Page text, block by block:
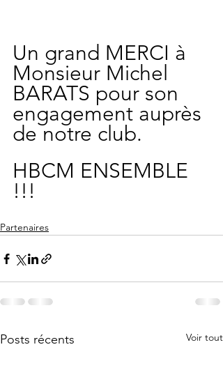
Un grand MERCI à
Monsieur Michel
BARATS pour son
engagement auprès
de notre club.
HBCM ENSEMBLE
!!!
Partenaires
Posts récents Voir tout